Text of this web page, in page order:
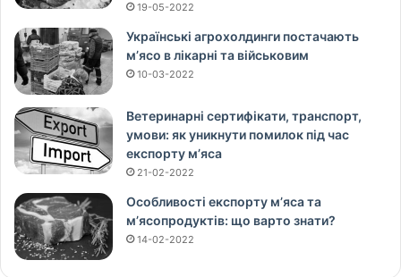
19-05-2022
Українські агрохолдинги постачають
м’ясо в лікарні та військовим
10-03-2022
Ветеринарні сертифікати, транспорт,
умови: як уникнути помилок під час
експорту м’яса
21-02-2022
Особливості експорту м’яса та
м’ясопродуктів: що варто знати?
14-02-2022